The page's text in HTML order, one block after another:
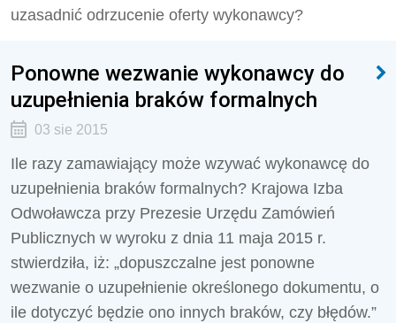
uzasadnić odrzucenie oferty wykonawcy?
Ponowne wezwanie wykonawcy do
uzupełnienia braków formalnych
03 sie 2015
Ile razy zamawiający może wzywać wykonawcę do
uzupełnienia braków formalnych? Krajowa Izba
Odwoławcza przy Prezesie Urzędu Zamówień
Publicznych w wyroku z dnia 11 maja 2015 r.
stwierdziła, iż: „dopuszczalne jest ponowne
wezwanie o uzupełnienie określonego dokumentu, o
ile dotyczyć będzie ono innych braków, czy błędów.”